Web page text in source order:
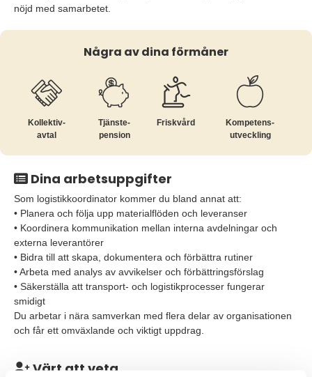
nöjd med samarbetet.
Några av dina förmåner
Kollektiv­
avtal
Tjänste­
pension
Friskvård
Kompetens­
utveckling
Dina arbetsuppgifter
Som logistikkoordinator kommer du bland annat att:
• Planera och följa upp materialflöden och leveranser
• Koordinera kommunikation mellan interna avdelningar och
externa leverantörer
• Bidra till att skapa, dokumentera och förbättra rutiner
• Arbeta med analys av avvikelser och förbättringsförslag
• Säkerställa att transport- och logistikprocesser fungerar
smidigt
Du arbetar i nära samverkan med flera delar av organisationen
och får ett omväxlande och viktigt uppdrag.
Värt att veta